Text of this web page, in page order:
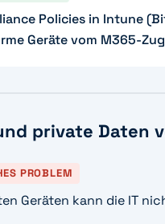
Policies in Intune
Geräte vom M365-
private Daten
PROBLEM
Geräten kann die IT